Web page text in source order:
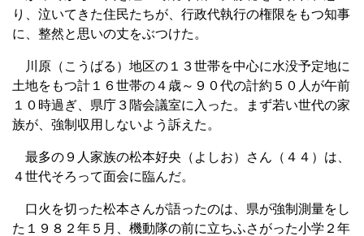
り、泣いてきた住民たちが、行政代執行の権限をもつ知事
に、整然と思いの丈をぶつけた。
川原（こうばる）地区の１３世帯を中心に水没予定地に
土地をもつ計１６世帯の４歳～９０代の計約５０人が午前
１０時過ぎ、県庁３階会議室に入った。まず若い世代の家
族が、強制収用しないよう訴えた。
最多の９人家族の松本好央（よしお）さん（４４）は、
４世代そろって面会に臨んだ。
口火を切った松本さんが語ったのは、県が強制測量をし
た１９８２年５月、機動隊の前に立ちふさがった小学２年